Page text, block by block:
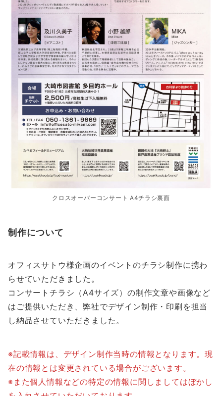
クロスオーバーコンサート A4チラシ裏面
制作について
オフィスサトウ様企画のイベントのチラシ制作に携わ
らせていただきました。
コンサートチラシ（A4サイズ）の制作文章や画像など
はご提供いただき、弊社でデザイン制作・印刷を担当
し納品させていただきました。
※記載情報は、デザイン制作当時の情報となります。現
在の情報とは変更されている場合がございます。
※また個人情報などの特定の情報に関しましてはぼかし